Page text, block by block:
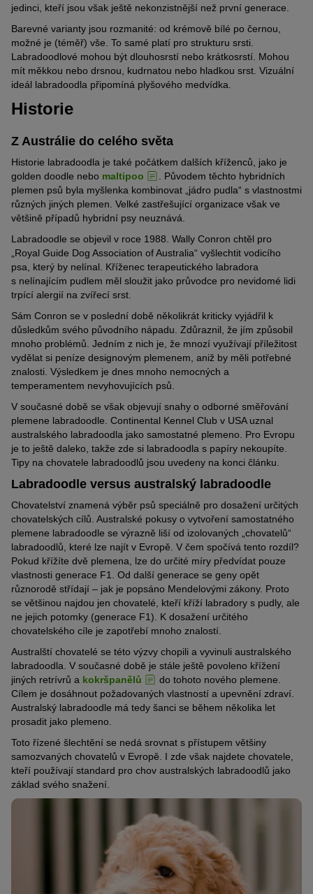
jedinci, kteří jsou však ještě nekonzistnější než první generace.
Barevné varianty jsou rozmanité: od krémově bílé po černou,
možné je (téměř) vše. To samé platí pro strukturu srsti.
Labradoodlové mohou být dlouhosrstí nebo krátkosrstí. Mohou
mít měkkou nebo drsnou, kudrnatou nebo hladkou srst. Vizuální
ideál labradoodla připomíná plyšového medvídka.
Historie
Z Austrálie do celého světa
Historie labradoodla je také počátkem dalších kříženců, jako je
golden doodle nebo maltipoo
. Původem těchto hybridních
plemen psů byla myšlenka kombinovat „jádro pudla“ s vlastnostmi
různých jiných plemen. Velké zastřešující organizace však ve
většině případů hybridní psy neuznává.
Labradoodle se objevil v roce 1988. Wally Conron chtěl pro
„Royal Guide Dog Association of Australia“ vyšlechtit vodicího
psa, který by nelínal. Kříženec terapeutického labradora
s nelínajícím pudlem měl sloužit jako průvodce pro nevidomé lidi
trpící alergií na zvířecí srst.
Sám Conron se v poslední době několikrát kriticky vyjádřil k
důsledkům svého původního nápadu. Zdůraznil, že jím způsobil
mnoho problémů. Jedním z nich je, že mnozí využívají příležitost
vydělat si peníze designovým plemenem, aniž by měli potřebné
znalosti. Výsledkem je dnes mnoho nemocných a
temperamentem nevyhovujících psů.
V současné době se však objevují snahy o odborné směřování
plemene labradoodle. Continental Kennel Club v USA uznal
australského labradoodla jako samostatné plemeno. Pro Evropu
je to ještě daleko, takže zde si labradoodla s papíry nekoupíte.
Tipy na chovatele labradoodlů jsou uvedeny na konci článku.
Labradoodle versus australský labradoodle
Chovatelství znamená výběr psů speciálně pro dosažení určitých
chovatelských cílů. Australské pokusy o vytvoření samostatného
plemene labradoodle se výrazně liší od izolovaných „chovatelů“
labradoodlů, které lze najít v Evropě. V čem spočívá tento rozdíl?
Pokud křížíte dvě plemena, lze do určité míry předvídat pouze
vlastnosti generace F1. Od další generace se geny opět
různorodě střídají – jak je popsáno Mendelovými zákony. Proto
se většinou najdou jen chovatelé, kteří kříží labradory s pudly, ale
ne jejich potomky (generace F1). K dosažení určitého
chovatelského cíle je zapotřebí mnoho znalostí.
Australští chovatelé se této výzvy chopili a vyvinuli australského
labradoodla. V současné době je stále ještě povoleno křížení
jiných retrívrů a kokršpanělů
do tohoto nového plemene.
Cílem je dosáhnout požadovaných vlastností a upevnění zdraví.
Australský labradoodle má tedy šanci se během několika let
prosadit jako plemeno.
Toto řízené šlechtění se nedá srovnat s přístupem většiny
samozvaných chovatelů v Evropě. I zde však najdete chovatele,
kteří používají standard pro chov australských labradoodlů jako
základ svého snažení.